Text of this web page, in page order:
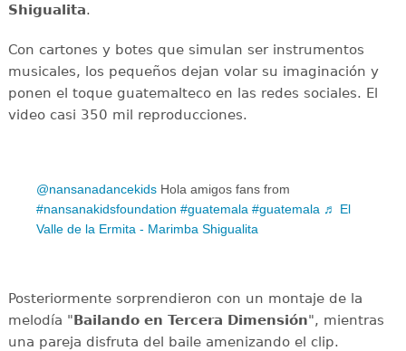
Shigualita.
Con cartones y botes que simulan ser instrumentos
musicales, los pequeños dejan volar su imaginación y
ponen el toque guatemalteco en las redes sociales. El
video casi 350 mil reproducciones.
@nansanadancekids Hola amigos fans from
#nansanakidsfoundation #guatemala #guatemala ♬ El
Valle de la Ermita - Marimba Shigualita
Posteriormente sorprendieron con un montaje de la
melodía "Bailando en Tercera Dimensión", mientras
una pareja disfruta del baile amenizando el clip.